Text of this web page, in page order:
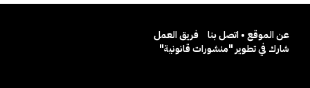
عن الموقع • اتصل بنا
فريق العمل
شارك في تطوير "منشورات قانونية"